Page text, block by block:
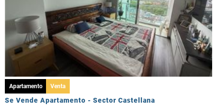
Apartamento Venta
Se Vende Apartamento - Sector Castellana